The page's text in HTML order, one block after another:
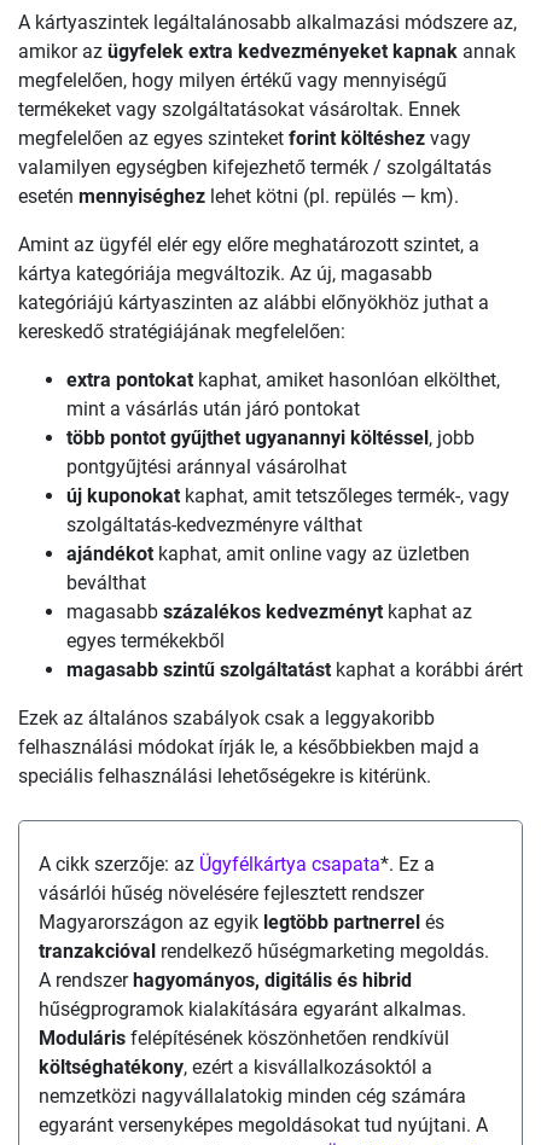
A kártyaszintek legáltalánosabb alkalmazási módszere az,
amikor az ügyfelek extra kedvezményeket kapnak annak
megfelelően, hogy milyen értékű vagy mennyiségű
termékeket vagy szolgáltatásokat vásároltak. Ennek
megfelelően az egyes szinteket forint költéshez vagy
valamilyen egységben kifejezhető termék / szolgáltatás
esetén mennyiséghez lehet kötni (pl. repülés — km).
Amint az ügyfél elér egy előre meghatározott szintet, a
kártya kategóriája megváltozik. Az új, magasabb
kategóriájú kártyaszinten az alábbi előnyökhöz juthat a
kereskedő stratégiájának megfelelően:
extra pontokat kaphat, amiket hasonlóan elkölthet,
mint a vásárlás után járó pontokat
több pontot gyűjthet ugyanannyi költéssel, jobb
pontgyűjtési aránnyal vásárolhat
új kuponokat kaphat, amit tetszőleges termék-, vagy
szolgáltatás-kedvezményre válthat
ajándékot kaphat, amit online vagy az üzletben
beválthat
magasabb százalékos kedvezményt kaphat az
egyes termékekből
magasabb szintű szolgáltatást kaphat a korábbi árért
Ezek az általános szabályok csak a leggyakoribb
felhasználási módokat írják le, a későbbiekben majd a
speciális felhasználási lehetőségekre is kitérünk.
A cikk szerzője: az Ügyfélkártya csapata*. Ez a
vásárlói hűség növelésére fejlesztett rendszer
Magyarországon az egyik legtöbb partnerrel és
tranzakcióval rendelkező hűségmarketing megoldás.
A rendszerhagyományos, digitális és hibrid
hűségprogramok kialakítására egyaránt alkalmas.
Moduláris felépítésének köszönhetően rendkívül
költséghatékony, ezért a kisvállalkozásoktól a
nemzetközi nagyvállalatokig minden cég számára
egyaránt versenyképes megoldásokat tud nyújtani. A